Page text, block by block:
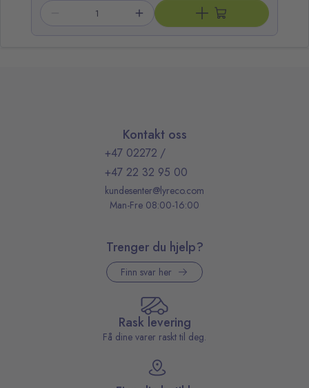
Kontakt oss
+47 02272 /
+47 22 32 95 00
kundesenter@lyreco.com
Man-Fre 08:00-16:00
Trenger du hjelp?
Finn svar her
Rask levering
Få dine varer raskt til deg.